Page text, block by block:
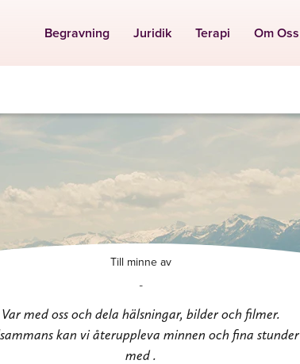
Begravning Juridik Terapi Om Oss
Till minne av
-
Var med oss och dela hälsningar, bilder och filmer.
kan vi återuppleva minnen och fina stunder
med .